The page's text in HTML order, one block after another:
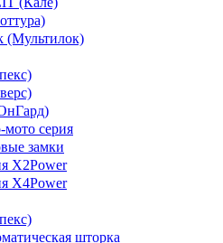
(Мультилок)
мото серия
замки
X2Power
X4Power
шторка